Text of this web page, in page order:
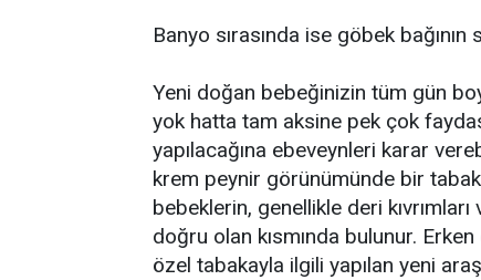
Banyo sırasında ise göbek
Yeni doğan bebeğinizin tüm gün
yok hatta tam aksine pek çok
yapılacağına ebeveynleri karar
krem peynir görünümünde bir
bebeklerin, genellikle deri
doğru olan kısmında bulunur.
özel tabakayla ilgili yapılan yeni